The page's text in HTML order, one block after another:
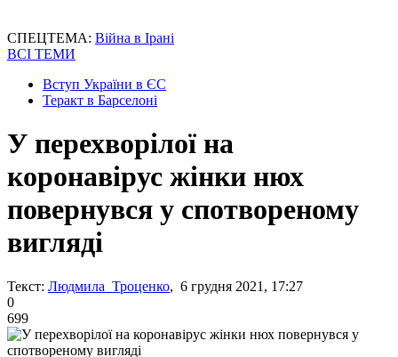
СПЕЦТЕМА: Війна в Ірані
ВСІ ТЕМИ
Вступ України в ЄС
Теракт в Барселоні
У перехворілої на
коронавірус жінки нюх
повернувся у спотвореному
вигляді
Текст: Людмила Троценко, 6 грудня 2021, 17:27
0
699